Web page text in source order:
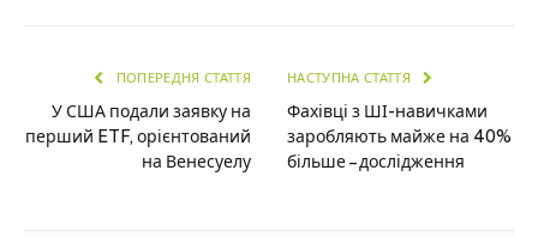
ПОПЕРЕДНЯ СТАТТЯ
У США подали заявку на
перший ETF, орієнтований
на Венесуелу
НАСТУПНА СТАТТЯ
Фахівці з ШІ-навичками
заробляють майже на 40%
більше – дослідження